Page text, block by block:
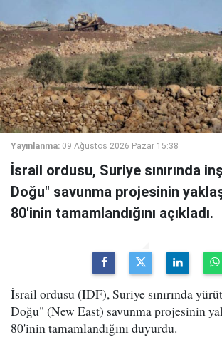
Yayınlanma: 09 Ağustos 2026 Pazar 15:38
İsrail ordusu, Suriye sınırında
Doğu" savunma projesinin
80'inin tamamlandığını açıkladı.
İsrail ordusu (IDF), Suriye sınırında
Doğu" (New East) savunma projesinin
80'inin tamamlandığını duyurdu.